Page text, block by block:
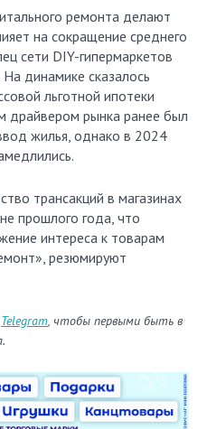
ремонта делают
на сокращение среднего
сети DIY-гипермаркетов
динамике сказалось
льготной ипотеки
драйвером рынка ранее был
жилья, однако в 2024
трансакций в магазинах
прошлого года, что
интереса к товарам
резюмируют
Telegram, чтобы первыми быть в